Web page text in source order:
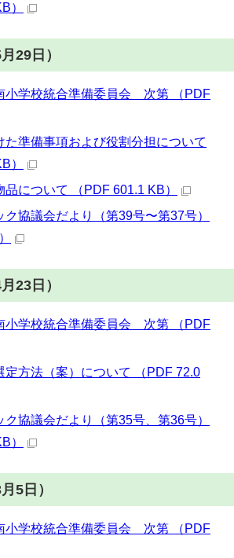
）
29日）
小学校統合準備委員会 次第 （PDF
た準備事項および役割分担について
）
について （PDF 601.1 KB）
協議会だより（第39号〜第37号）
23日）
小学校統合準備委員会 次第 （PDF
定方法（案）について （PDF 72.0
協議会だより（第35号、第36号）
）
5日）
小学校統合準備委員会 次第 （PDF